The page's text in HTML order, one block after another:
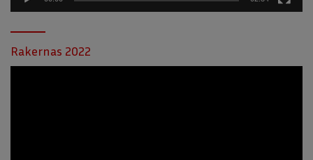
Rakernas 2022